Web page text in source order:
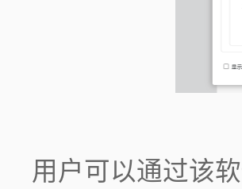
用户可以通过该